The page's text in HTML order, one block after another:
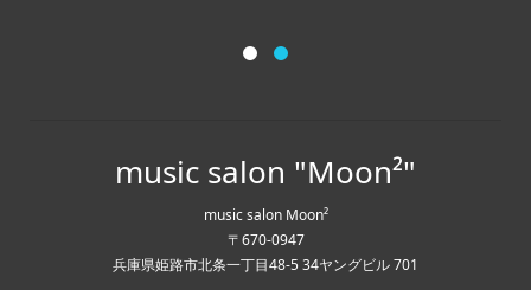
music salon "Moon²"
music salon Moon²
〒670-0947
兵庫県姫路市北条一丁目48-5 34ヤングビル 701